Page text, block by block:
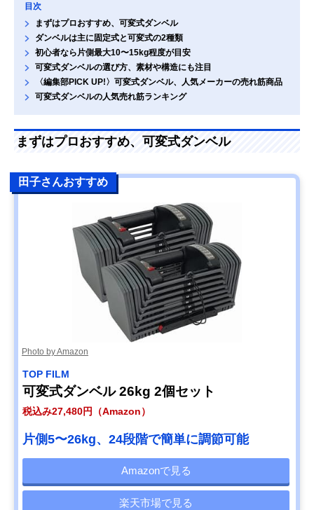
目次
まずはプロおすすめ、可変式ダンベル
ダンベルは主に固定式と可変式の2種類
初心者なら片側最大10〜15kg程度が目安
可変式ダンベルの選び方、素材や構造にも注目
〈編集部PICK UP!〉可変式ダンベル、人気メーカーの売れ筋商品
可変式ダンベルの人気売れ筋ランキング
まずはプロおすすめ、可変式ダンベル
田子さんおすすめ
Photo by Amazon
TOP FILM
可変式ダンベル 26kg 2個セット
税込み27,480円（Amazon）
片側5〜26kg、24段階で簡単に調節可能
Amazonで見る
楽天市場で見る